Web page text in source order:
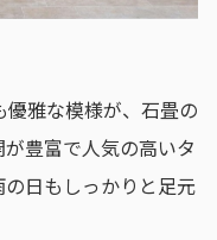
雅な模様が、石畳の
豊富で人気の高いタ
日もしっかりと足元